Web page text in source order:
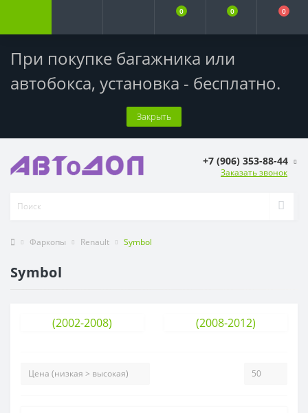
При покупке багажника или
автобокса, установка - бесплатно.
Закрыть
0 0 0
+7 (906) 353-88-44
Заказать звонок
Фаркопы Renault Symbol
Symbol
(2002-2008) (2008-2012)